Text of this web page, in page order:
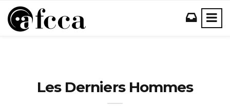
Les Derniers Hommes